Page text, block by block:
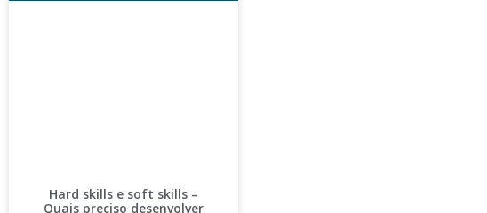
Hard skills e soft skills –
Quais preciso desenvolver